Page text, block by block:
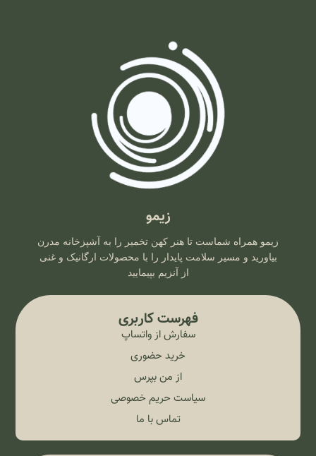
زیمو
زیمو همراه شماست تا هنر کهن تخمیر را به آشپزخانه مدرن
بیاورید و مسیر سلامت پایدار را با محصولات ارگانیک و غنی
از آنزیم بپیمایید
فهرست کاربری
سفارش از واتساپ
خرید حضوری
از من بپرس
سیاست حریم خصوصی
تماس با ما